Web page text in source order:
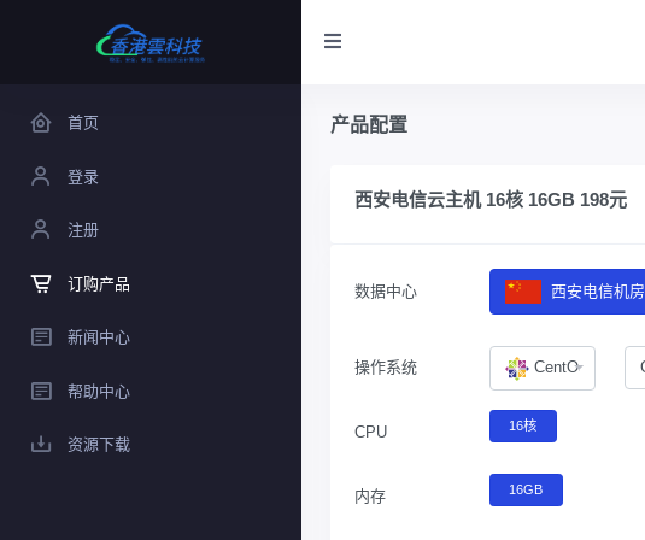
首页
登录
注册
订购产品
新闻中心
帮助中心
资源下载
产品配置
西安电信云主机 16核 16GB 198元
数据中心 西安电信机房
操作系统 CentOS
CPU 16核
内存 16GB